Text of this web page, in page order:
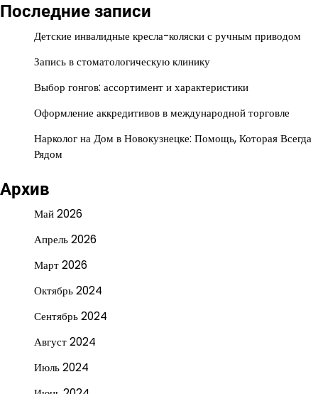
Последние записи
Детские инвалидные кресла-коляски с ручным приводом
Запись в стоматологическую клинику
Выбор гонгов: ассортимент и характеристики
Оформление аккредитивов в международной торговле
Нарколог на Дом в Новокузнецке: Помощь, Которая Всегда
Рядом
Архив
Май 2026
Апрель 2026
Март 2026
Октябрь 2024
Сентябрь 2024
Август 2024
Июль 2024